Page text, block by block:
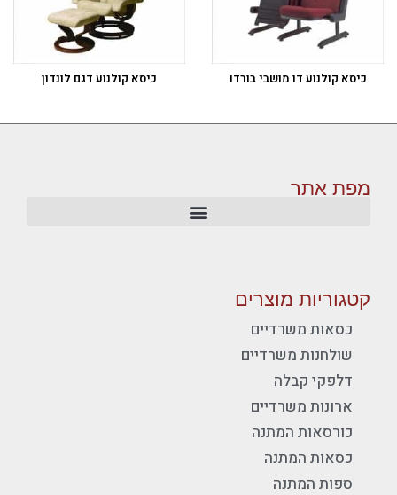
כיסא קולנוע דו מושבי בורדו כיסא קולנוע דגם לונדון
מפת אתר
קטגוריות מוצרים
כסאות משרדיים
שולחנות משרדיים
דלפקי קבלה
ארונות משרדיים
כורסאות המתנה
כסאות המתנה
ספות המתנה